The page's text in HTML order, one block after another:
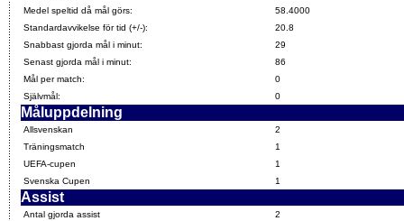
Medel speltid då mål görs:
58.4000
Standardavvikelse för tid (+/-):
20.8
Snabbast gjorda mål i minut:
29
Senast gjorda mål i minut:
86
Mål per match:
0
Självmål:
0
Måluppdelning
Allsvenskan
2
Träningsmatch
1
UEFA-cupen
1
Svenska Cupen
1
Assist
Antal gjorda assist
2